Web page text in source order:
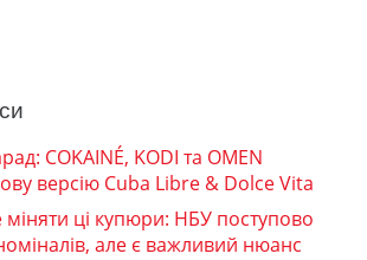
COKAINÉ, KODI та OMEN
версію Cuba Libre & Dolce Vita
ці купюри: НБУ поступово
але є важливий нюанс